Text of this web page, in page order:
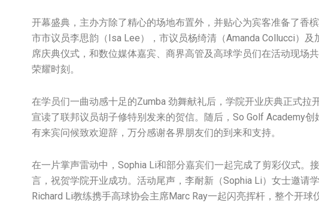
开幕盛典，主办方除了精心的场地布置外，并贴心为宾客准备了香
市市议员李思韵（Isa Lee），市议员杨绮清（Amanda Collucci）及
席庆典仪式，和数位媒体嘉宾、商界高管及高球学员们在活动现场
荣耀时刻。
在学员们一曲动感十足的Zumba 劲舞献礼后，学院开业庆典正式拉
宣读了联邦议员胡子修特别发来的贺信。随后，So Golf Academy
有来宾问候致欢迎辞，万分感谢各界朋友们的到来和支持。
在一片掌声雷动中，Sophia Li和部分嘉宾们一起完成了剪彩仪式。
言，祝贺学院开业成功。活动尾声，李耐新（Sophia Li）女士邀请
Richard Li教练携手高球协会主席Marc Ray一起闪亮挥杆，整个开